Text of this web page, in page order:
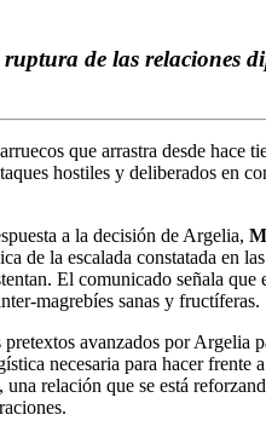
de las relaciones
que arrastra desde hace
hostiles y deliberados en
a la decisión de Argelia,
de la escalada constatada en
El comunicado señala
magrebíes sanas y fructíferas.
avanzados por Argelia
necesaria para hacer frente
relación que se está